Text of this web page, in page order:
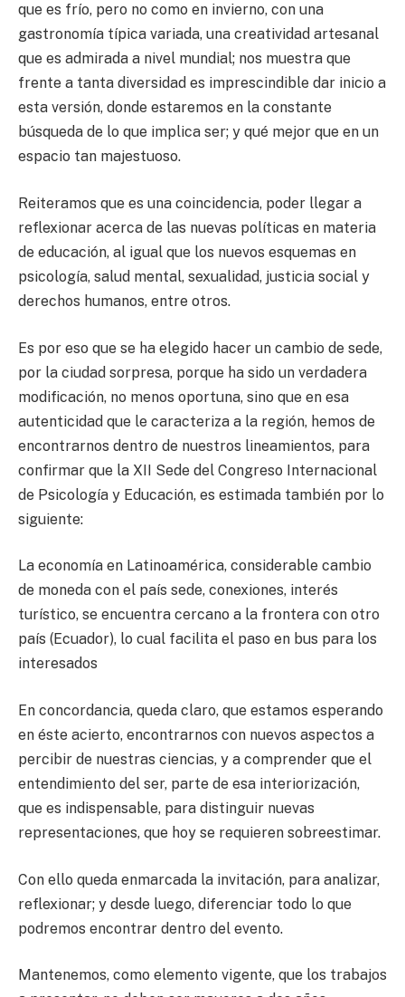
que es frío, pero no como en invierno, con una
gastronomía típica variada, una creatividad artesanal
que es admirada a nivel mundial; nos muestra que
frente a tanta diversidad es imprescindible dar inicio a
esta versión, donde estaremos en la constante
búsqueda de lo que implica ser; y qué mejor que en un
espacio tan majestuoso.
Reiteramos que es una coincidencia, poder llegar a
reflexionar acerca de las nuevas políticas en materia
de educación, al igual que los nuevos esquemas en
psicología, salud mental, sexualidad, justicia social y
derechos humanos, entre otros.
Es por eso que se ha elegido hacer un cambio de sede,
por la ciudad sorpresa, porque ha sido un verdadera
modificación, no menos oportuna, sino que en esa
autenticidad que le caracteriza a la región, hemos de
encontrarnos dentro de nuestros lineamientos, para
confirmar que la XII Sede del Congreso Internacional
de Psicología y Educación, es estimada también por lo
siguiente:
La economía en Latinoamérica, considerable cambio
de moneda con el país sede, conexiones, interés
turístico, se encuentra cercano a la frontera con otro
país (Ecuador), lo cual facilita el paso en bus para los
interesados
En concordancia, queda claro, que estamos esperando
en éste acierto, encontrarnos con nuevos aspectos a
percibir de nuestras ciencias, y a comprender que el
entendimiento del ser, parte de esa interiorización,
que es indispensable, para distinguir nuevas
representaciones, que hoy se requieren sobreestimar.
Con ello queda enmarcada la invitación, para analizar,
reflexionar; y desde luego, diferenciar todo lo que
podremos encontrar dentro del evento.
Mantenemos, como elemento vigente, que los trabajos